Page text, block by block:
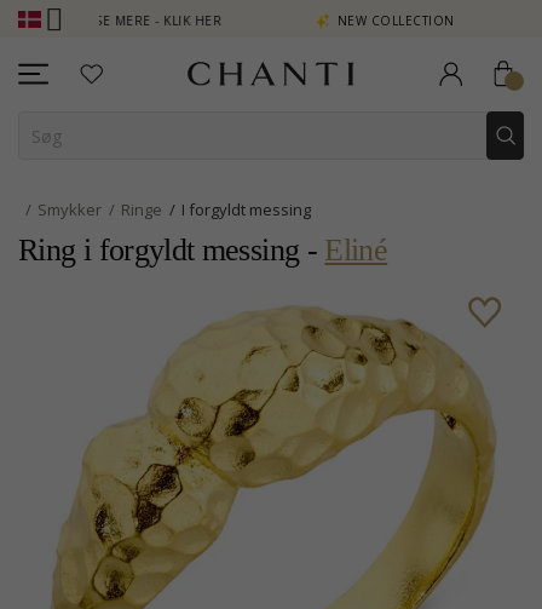
SE MERE - KLIK HER NEW COLLECTION | AURA
Smykker Ringe I forgyldt messing
Ring i forgyldt messing - Eliné